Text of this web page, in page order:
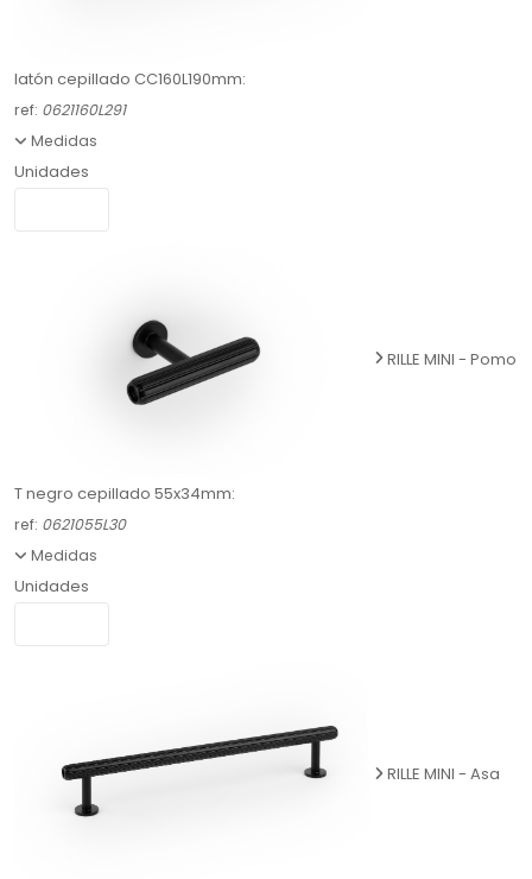
latón cepillado CC160L190mm:
ref: 0621160L291
Medidas
Unidades
RILLE MINI - Pomo
T negro cepillado 55x34mm:
ref: 0621055L30
Medidas
Unidades
RILLE MINI - Asa